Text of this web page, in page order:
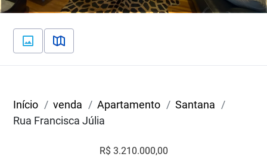
Início venda Apartamento
Santana
Rua Francisca Júlia
R$ 3.210.000,00